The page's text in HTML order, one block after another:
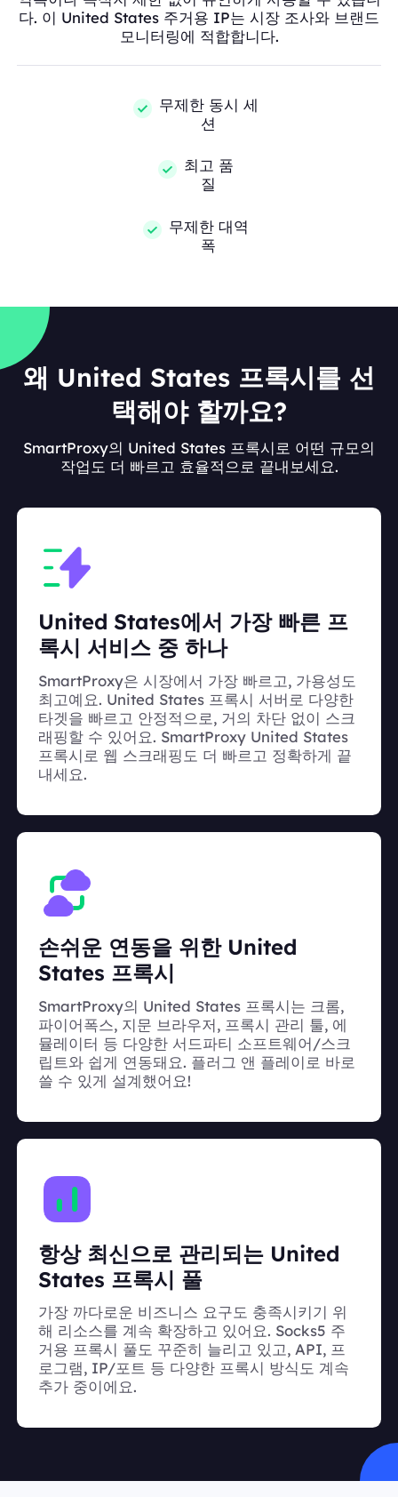
다. 이 United States 주거용 IP는 시장 조사와 브랜드
모니터링에 적합합니다.
무제한 동시 세
션
최고 품
질
무제한 대역
폭
왜 United States 프록시를 선
택해야 할까요?
SmartProxy의 United States 프록시로 어떤 규모의
작업도 더 빠르고 효율적으로 끝내보세요.
United States에서 가장 빠른 프
록시 서비스 중 하나
SmartProxy은 시장에서 가장 빠르고, 가용성도
최고예요. United States 프록시 서버로 다양한
타겟을 빠르고 안정적으로, 거의 차단 없이 스크
래핑할 수 있어요. SmartProxy United States
프록시로 웹 스크래핑도 더 빠르고 정확하게 끝
내세요.
손쉬운 연동을 위한 United
States 프록시
SmartProxy의 United States 프록시는 크롬,
파이어폭스, 지문 브라우저, 프록시 관리 툴, 에
뮬레이터 등 다양한 서드파티 소프트웨어/스크
립트와 쉽게 연동돼요. 플러그 앤 플레이로 바로
쓸 수 있게 설계했어요!
항상 최신으로 관리되는 United
States 프록시 풀
가장 까다로운 비즈니스 요구도 충족시키기 위
해 리소스를 계속 확장하고 있어요. Socks5 주
거용 프록시 풀도 꾸준히 늘리고 있고, API, 프
로그램, IP/포트 등 다양한 프록시 방식도 계속
추가 중이에요.